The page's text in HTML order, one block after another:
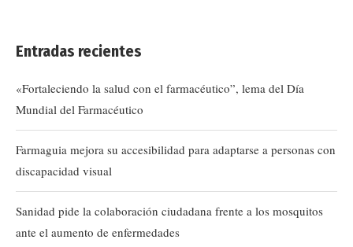
Entradas recientes
«Fortaleciendo la salud con el farmacéutico”, lema del Día
Mundial del Farmacéutico
Farmaguia mejora su accesibilidad para adaptarse a personas con
discapacidad visual
Sanidad pide la colaboración ciudadana frente a los mosquitos
ante el aumento de enfermedades